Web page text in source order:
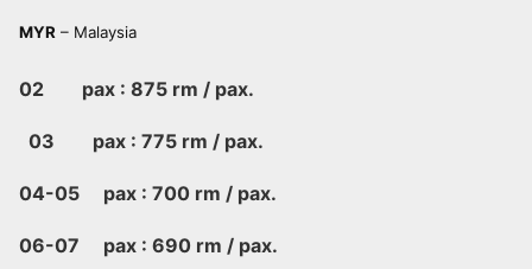
MYR – Malaysia
02 pax : 875 rm / pax.
03 pax : 775 rm / pax.
04-05 pax : 700 rm / pax.
06-07 pax : 690 rm / pax.